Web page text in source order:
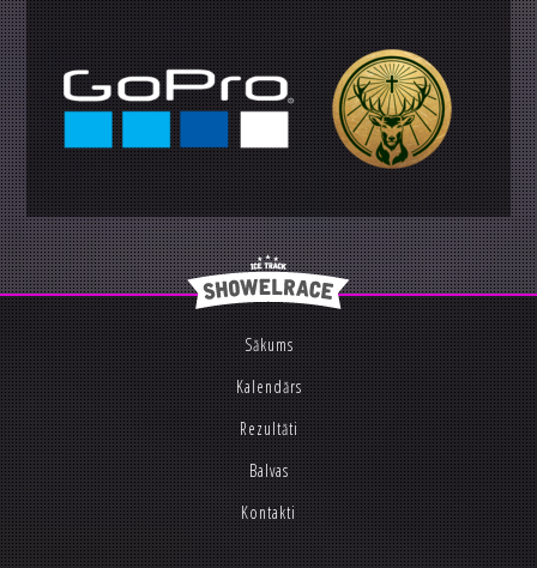
Sākums
Kalendārs
Rezultāti
Balvas
Kontakti